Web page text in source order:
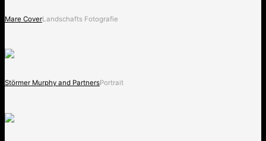
Mare CoverLandschafts Fotografie
Störmer Murphy and PartnersPortrait